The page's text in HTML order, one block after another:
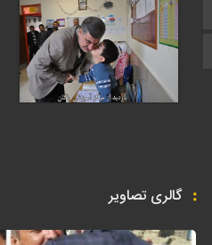
زبان انگلیسی
زبان عربی
گالری تصاویر